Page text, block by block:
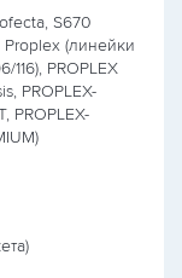
S670
Proplex (линейки
116), PROPLEX
PROPLEX-
PROPLEX-